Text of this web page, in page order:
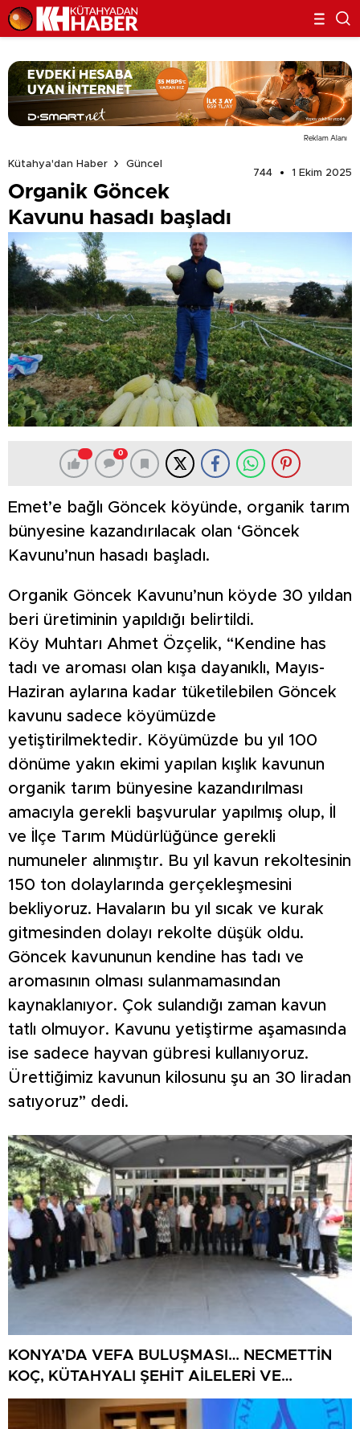
Reklam Alanı
Kütahya'dan Haber
Güncel
744
1 Ekim 2025
Organik Göncek
Kavunu hasadı başladı
0
Emet’e bağlı Göncek köyünde, organik tarım
bünyesine kazandırılacak olan ‘Göncek
Kavunu’nun hasadı başladı.
Organik Göncek Kavunu’nun köyde 30 yıldan
beri üretiminin yapıldığı belirtildi.
Köy Muhtarı Ahmet Özçelik, “Kendine has
tadı ve aroması olan kışa dayanıklı, Mayıs-
Haziran aylarına kadar tüketilebilen Göncek
kavunu sadece köyümüzde
yetiştirilmektedir. Köyümüzde bu yıl 100
dönüme yakın ekimi yapılan kışlık kavunun
organik tarım bünyesine kazandırılması
amacıyla gerekli başvurular yapılmış olup, İl
ve İlçe Tarım Müdürlüğünce gerekli
numuneler alınmıştır. Bu yıl kavun rekoltesinin
150 ton dolaylarında gerçekleşmesini
bekliyoruz. Havaların bu yıl sıcak ve kurak
gitmesinden dolayı rekolte düşük oldu.
Göncek kavununun kendine has tadı ve
aromasının olması sulanmamasından
kaynaklanıyor. Çok sulandığı zaman kavun
tatlı olmuyor. Kavunu yetiştirme aşamasında
ise sadece hayvan gübresi kullanıyoruz.
Ürettiğimiz kavunun kilosunu şu an 30 liradan
satıyoruz” dedi.
KONYA’DA VEFA BULUŞMASI… NECMETTİN
KOÇ, KÜTAHYALI ŞEHİT AİLELERİ VE
GAZİLERİ AĞIRLADI